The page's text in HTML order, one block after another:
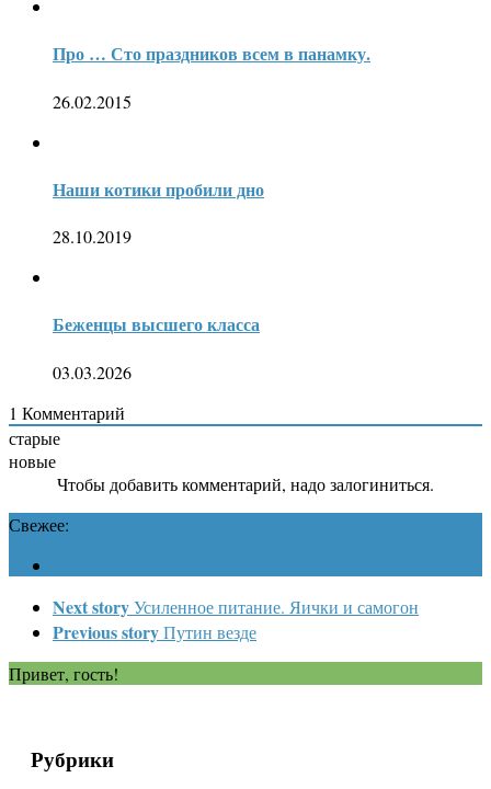
Про … Сто праздников всем в панамку.
26.02.2015
Наши котики пробили дно
28.10.2019
Беженцы высшего класса
03.03.2026
1 Комментарий
старые
новые
Чтобы добавить комментарий, надо залогиниться.
Свежее:
Next storyУсиленное питание. Яички и самогон
Previous storyПутин везде
Привет, гость!
Рубрики